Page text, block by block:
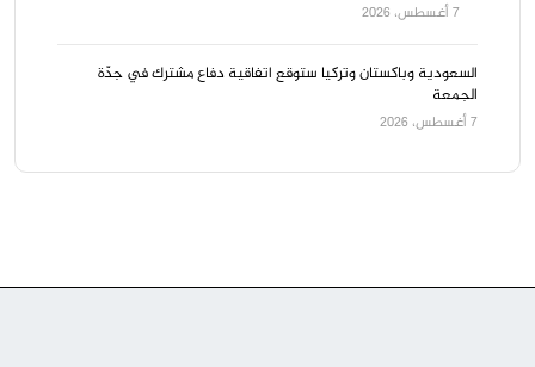
7 أغسطس، 2026
السعودية وباكستان وتركيا ستوقع اتفاقية دفاع مشترك في جدّة
الجمعة
7 أغسطس، 2026